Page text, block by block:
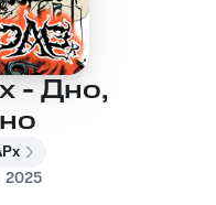
- Дно,
2025